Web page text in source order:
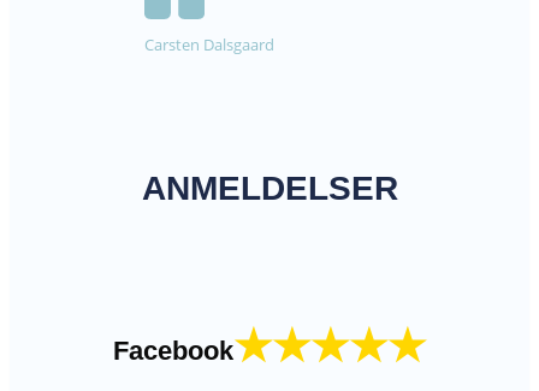
Carsten Dalsgaard
ANMELDELSER
Facebook★★★★★